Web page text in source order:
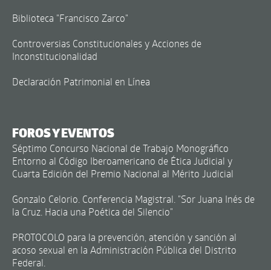
Biblioteca "Francisco Zarco"
Controversias Constitucionales y Acciones de
Inconstitucionalidad
Declaración Patrimonial en Línea
FOROS Y EVENTOS
Séptimo Concurso Nacional de Trabajo Monográfico
Entorno al Código Iberoamericano de Ética Judicial y
Cuarta Edición del Premio Nacional al Mérito Judicial
Gonzalo Celorio. Conferencia Magistral. "Sor Juana Inés de
la Cruz. Hacia una Poética del Silencio"
PROTOCOLO para la prevención, atención y sanción al
acoso sexual en la Administración Pública del Distrito
Federal.